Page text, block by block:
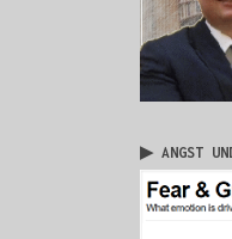
▶ ANGST